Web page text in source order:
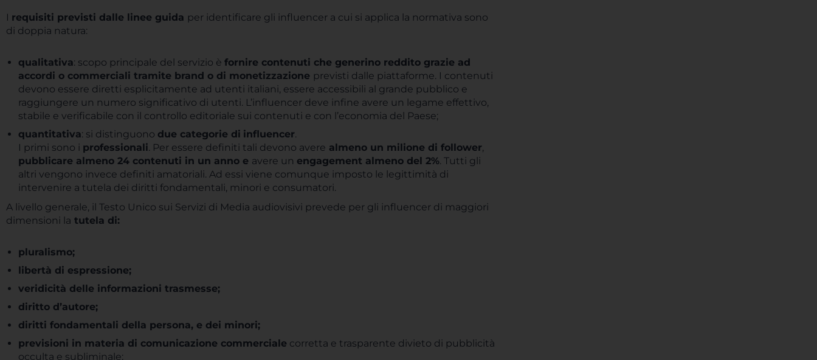
I requisiti previsti dalle linee guida per identificare gli influencer a cui si applica la normativa sono
di doppia natura:
qualitativa: scopo principale del servizio è fornire contenuti che generino reddito grazie ad
accordi o commerciali tramite brand o di monetizzazione previsti dalle piattaforme. I contenuti
devono essere diretti esplicitamente ad utenti italiani, essere accessibili al grande pubblico e
raggiungere un numero significativo di utenti. L’influencer deve infine avere un legame effettivo,
stabile e verificabile con il controllo editoriale sui contenuti e con l’economia del Paese;
quantitativa: si distinguono due categorie di influencer.
I primi sono i professionali. Per essere definiti tali devono avere almeno un milione di follower,
pubblicare almeno 24 contenuti in un anno e avere un engagement almeno del 2%. Tutti gli
altri vengono invece definiti amatoriali. Ad essi viene comunque imposto le legittimità di
intervenire a tutela dei diritti fondamentali, minori e consumatori.
A livello generale, il Testo Unico sui Servizi di Media audiovisivi prevede per gli influencer di maggiori
dimensioni la tutela di:
pluralismo;
libertà di espressione;
veridicità delle informazioni trasmesse;
diritto d’autore;
diritti fondamentali della persona, e dei minori;
previsioni in materia di comunicazione commerciale corretta e trasparente divieto di pubblicità
occulta e subliminale;